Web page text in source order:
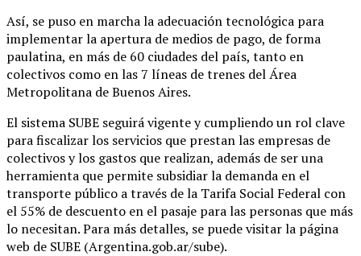
Así, se puso en marcha la adecuación tecnológica para
implementar la apertura de medios de pago, de forma
paulatina, en más de 60 ciudades del país, tanto en
colectivos como en las 7 líneas de trenes del Área
Metropolitana de Buenos Aires.
El sistema SUBE seguirá vigente y cumpliendo un rol clave
para fiscalizar los servicios que prestan las empresas de
colectivos y los gastos que realizan, además de ser una
herramienta que permite subsidiar la demanda en el
transporte público a través de la Tarifa Social Federal con
el 55% de descuento en el pasaje para las personas que más
lo necesitan. Para más detalles, se puede visitar la página
web de SUBE (Argentina.gob.ar/sube).